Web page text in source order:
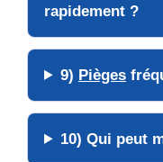
rapidement ?
9) Pièges
10) Qui peut